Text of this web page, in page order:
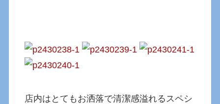
店内はとてもお洒落で清潔感溢れるスペシ